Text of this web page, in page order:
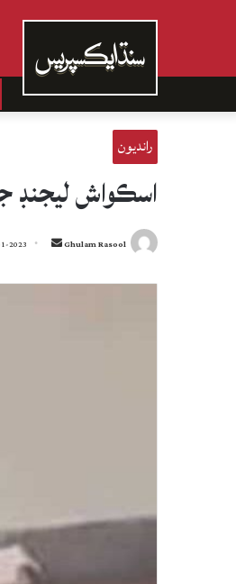
رانديون
اسڪواش
Ghulam Rasool
Send
email
2023